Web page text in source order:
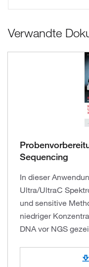
Verwandte
Sequencing
In dieser
Ultra/UltraC
und sensitive
niedriger
DNA vor NGS